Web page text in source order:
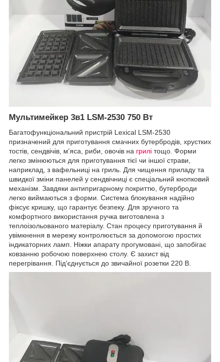
Мультимейкер 3в1 LSM-2530 750 Вт
Багатофункціональний пристрій Lexical LSM-2530
призначений для приготування смачних бутербродів, хрустких
тостів, сендвічів, м'яса, риби, овочів на грилі тощо. Форми
легко змінюються для приготування тієї чи іншої страви,
наприклад, з вафельниці на гриль. Для чищення приладу та
швидкої зміни панелей у сендвічниці є спеціальний кнопковий
механізм. Завдяки антипригарному покриттю, бутерброди
легко виймаються з форми. Система блокування надійно
фіксує кришку, що гарантує безпеку. Для зручного та
комфортного використання ручка виготовлена з
теплоізольованого матеріалу. Стан процесу приготування й
увімкнення в мережу контролюється за допомогою простих
індикаторних ламп. Ніжки апарату прогумовані, що запобігає
ковзанню робочою поверхнею столу. Є захист від
перегрівання. Під'єднується до звичайної розетки 220 В.